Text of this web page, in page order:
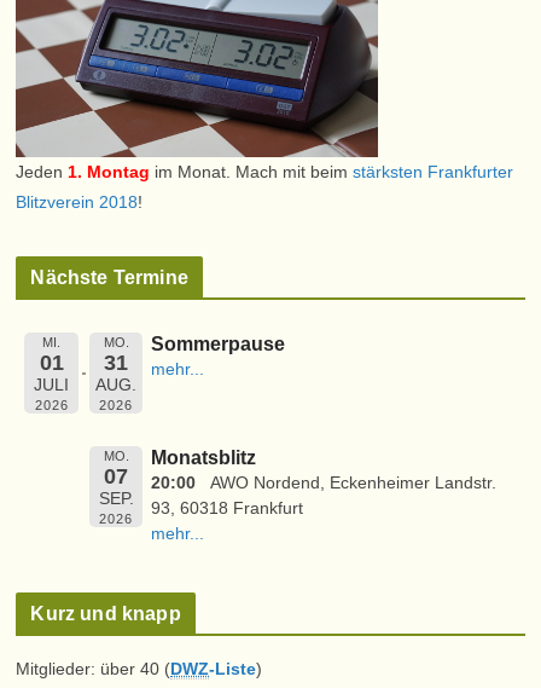
Jeden 1. Montag im Monat. Mach mit beimstärksten Frankfurter
Blitzverein 2018!
Nächste Termine
MI.
01
JULI
2026
MO.
31
AUG.
2026
Sommerpause
mehr...
MO.
07
SEP.
2026
Monatsblitz
20:00
AWO Nordend, Eckenheimer Landstr.
93, 60318 Frankfurt
mehr...
Kurz und knapp
Mitglieder: über 40 (DWZ-Liste)